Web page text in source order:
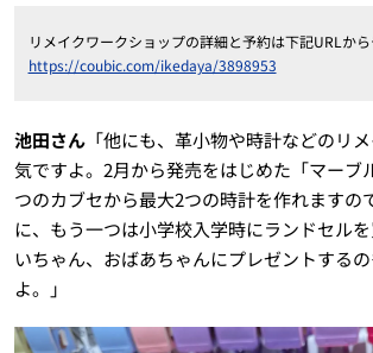
リメイクワークショップの詳細と予約は下記URLか
https://coubic.com/ikedaya/3898953
池田さん「他にも、革小物や時計などのリ
気ですよ。2月から発売をはじめた「マーブ
つのカブセから最大2つの時計を作れますの
に、もう一つは小学校入学時にランドセル
いちゃん、おばあちゃんにプレゼントする
よ。」